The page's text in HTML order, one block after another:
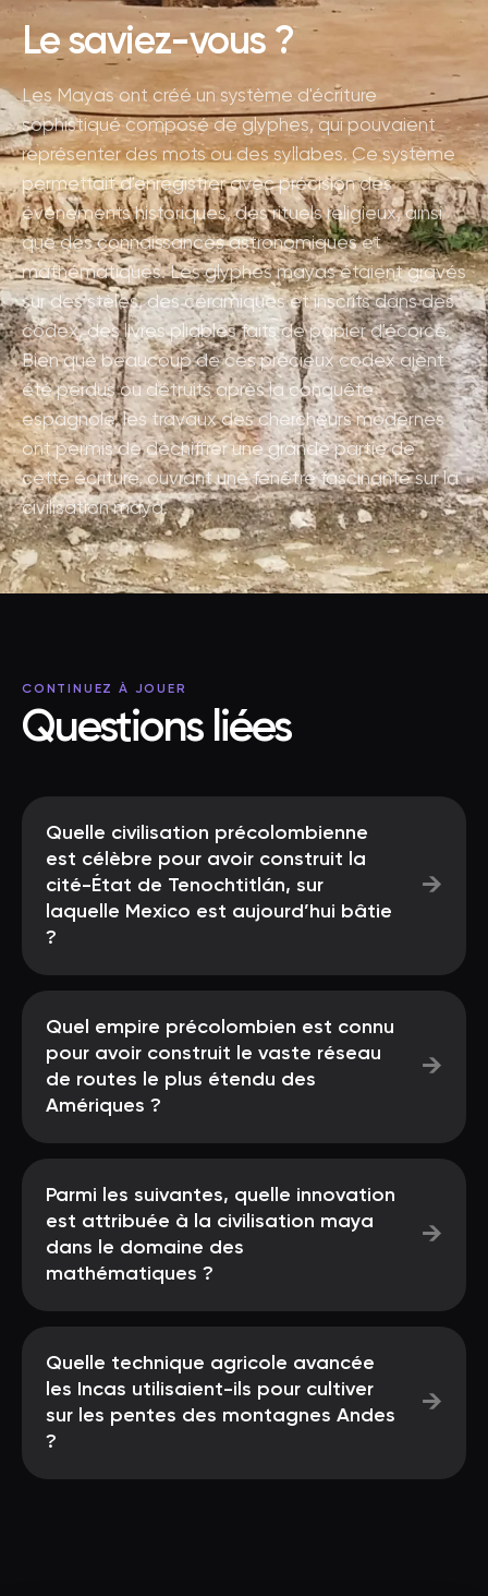
Le saviez-vous ?
Les Mayas ont créé un système d'écriture
sophistiqué composé de glyphes, qui pouvaient
représenter des mots ou des syllabes. Ce système
permettait d'enregistrer avec précision des
événements historiques, des rituels religieux, ainsi
que des connaissances astronomiques et
mathématiques. Les glyphes mayas étaient gravés
sur des stèles, des céramiques et inscrits dans des
codex, des livres pliables faits de papier d'écorce.
Bien que beaucoup de ces précieux codex aient
été perdus ou détruits après la conquête
espagnole, les travaux des chercheurs modernes
ont permis de déchiffrer une grande partie de
cette écriture, ouvrant une fenêtre fascinante sur la
civilisation maya.
CONTINUEZ À JOUER
Questions liées
Quelle civilisation précolombienne
est célèbre pour avoir construit la
cité-État de Tenochtitlán, sur
laquelle Mexico est aujourd’hui bâtie
?
→
Quel empire précolombien est connu
pour avoir construit le vaste réseau
de routes le plus étendu des
Amériques ?
→
Parmi les suivantes, quelle innovation
est attribuée à la civilisation maya
dans le domaine des
mathématiques ?
→
Quelle technique agricole avancée
les Incas utilisaient-ils pour cultiver
sur les pentes des montagnes Andes
?
→